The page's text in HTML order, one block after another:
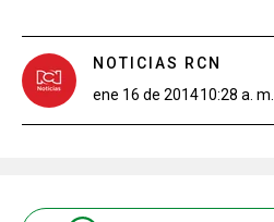
NOTICIAS RCN
ene 16 de 201410:28 a. m.